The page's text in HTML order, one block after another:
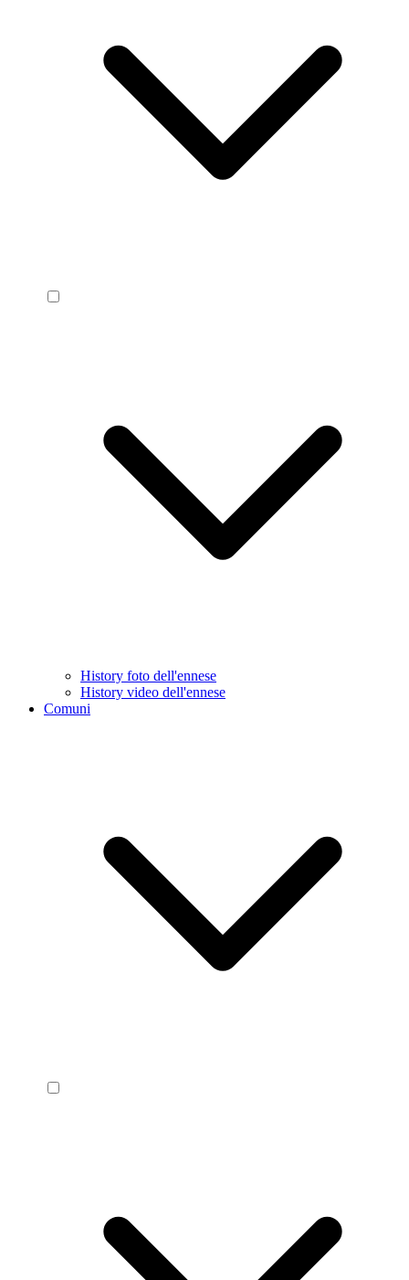
History foto dell'ennese
History video dell'ennese
Comuni